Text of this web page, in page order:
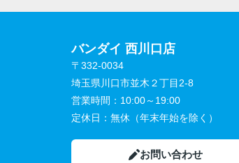
バンダイ 西川口店
〒332-0034
埼玉県川口市並木２丁目2-8
営業時間： 10:00～19:00
定休日： 無休（年末年始を除く）
お問い合わせ